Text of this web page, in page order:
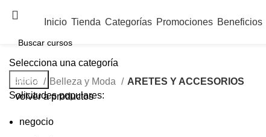
Inicio Tienda Categorías Promociones Beneficios
Inicio Belleza y Moda
ARETES Y ACCESORIOS
volver a productos
Selecciona una categoría
Buscar
Solicitudes populares:
negocio